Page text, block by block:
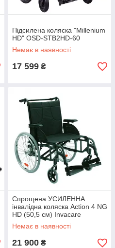
Підсилена коляска "Millenium
HD" OSD-STB2HD-60
Немає в наявності
17 599 ₴
Спрощена УСИЛЕННА
інвалідна коляска Action 4 NG
HD (50,5 см) Invacare
Немає в наявності
21 900 ₴